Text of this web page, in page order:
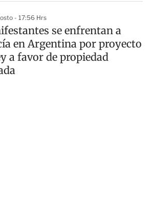
- 17:56 Hrs
se enfrentan a
en Argentina por proyecto
a favor de propiedad